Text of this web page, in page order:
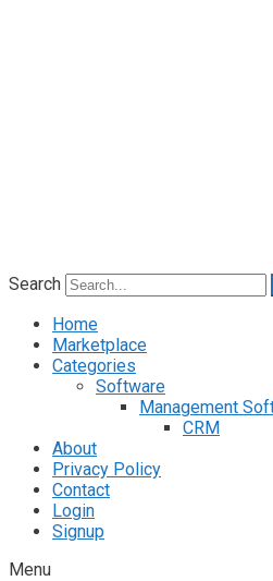
Search
Home
Marketplace
Categories
Software
Management
CRM
About
Privacy Policy
Contact
Login
Signup
Menu